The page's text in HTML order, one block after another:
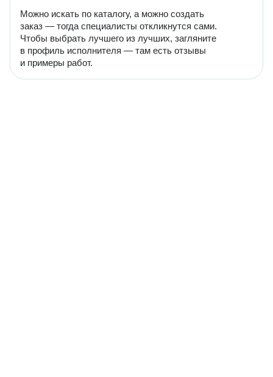
Можно искать по каталогу, а можно создать
заказ — тогда специалисты откликнутся сами.
Чтобы выбрать лучшего из лучших, загляните
в профиль исполнителя — там есть отзывы
и примеры работ.